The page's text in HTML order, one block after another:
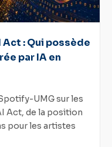
Act : Qui possède
par IA en
UMG sur les
Act, de la position
pour les artistes